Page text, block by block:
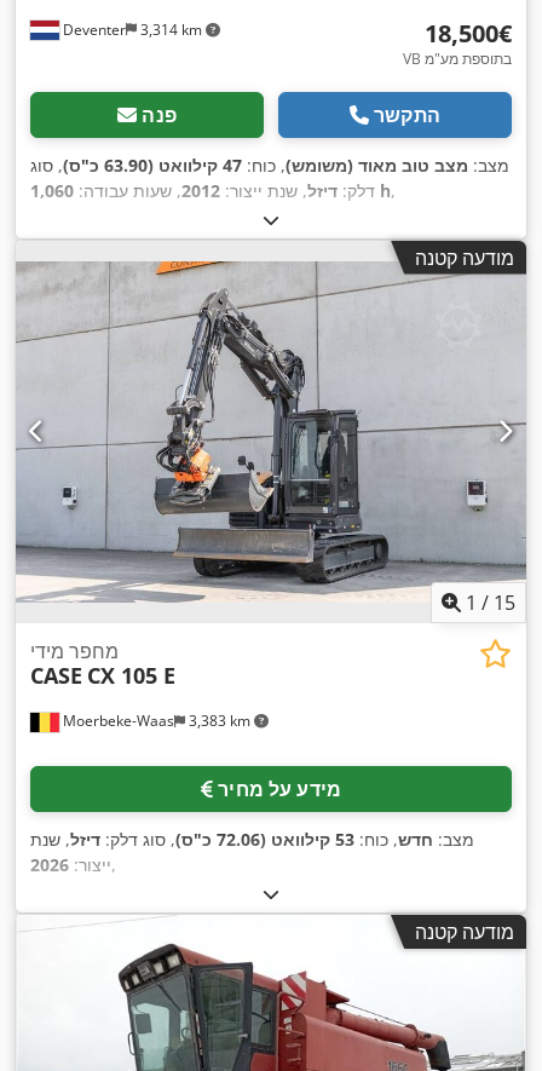
Deventer 3,314 km ‏18,500 ‏€
VB בתוספת מע"מ
פנה התקשר
מצב: מצב טוב מאוד (משומש), כוח: 47 קילוואט (63.90 כ"ס)
, סוג
דלק: דיזל, שנת ייצור: 2012, שעות עבודה: 1,060 h,
מודעה קטנה
1 / 15
Moerbeke-Waas 3,383 km
מחפר מידי
CASE CX 105 E
מידע על מחיר
מצב: חדש, כוח: 53 קילוואט (72.06 כ"ס) , סוג דלק: דיזל, שנת
ייצור: 2026 ,
מודעה קטנה